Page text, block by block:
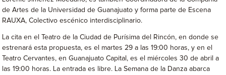
de Artes de la Universidad de Guanajuato y forma parte de Escena
RAUXA, Colectivo escénico interdisciplinario.
La cita en el Teatro de la Ciudad de Purísima del Rincón, en donde se
estrenará esta propuesta, es el martes 29 a las 19:00 horas, y en el
Teatro Cervantes, en Guanajuato Capital, es el miércoles 30 de abril a
las 19:00 horas. La entrada es libre. La Semana de la Danza abarca